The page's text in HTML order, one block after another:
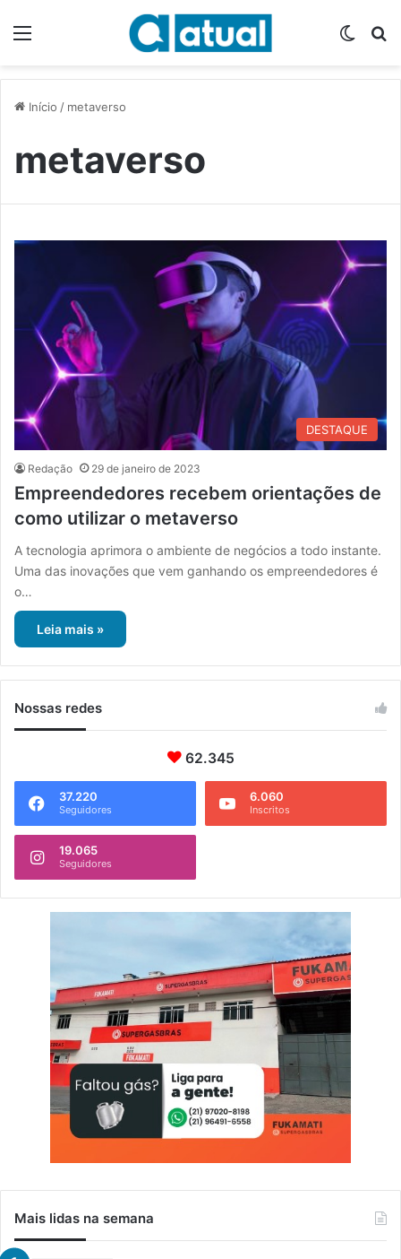
Início / metaverso
metaverso
DESTAQUE
Redação 29 de janeiro de 2023
Empreendedores recebem orientações de
como utilizar o metaverso
A tecnologia aprimora o ambiente de negócios a todo instante.
Uma das inovações que vem ganhando os empreendedores é
o…
Leia mais »
Nossas redes
62.345
37.220
Seguidores
6.060
Inscritos
19.065
Seguidores
Mais lidas na semana